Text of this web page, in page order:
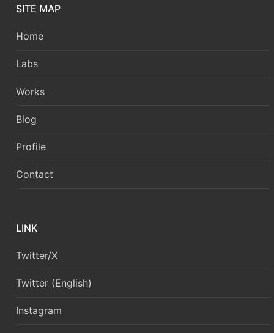
SITE MAP
Home
Labs
Works
Blog
Profile
Contact
LINK
Twitter/X
Twitter (English)
Instagram